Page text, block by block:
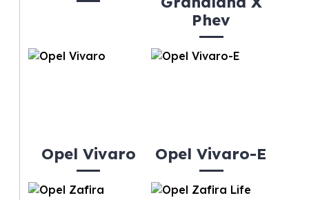
Phev
Opel Vivaro Opel Vivaro-E